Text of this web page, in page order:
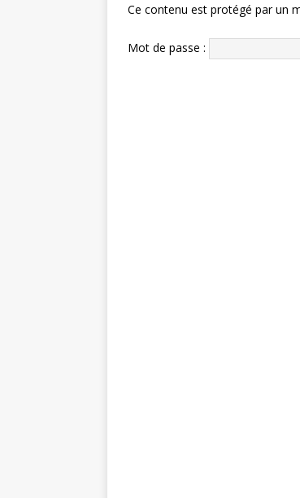
Ce contenu est protégé par un
Mot de passe :